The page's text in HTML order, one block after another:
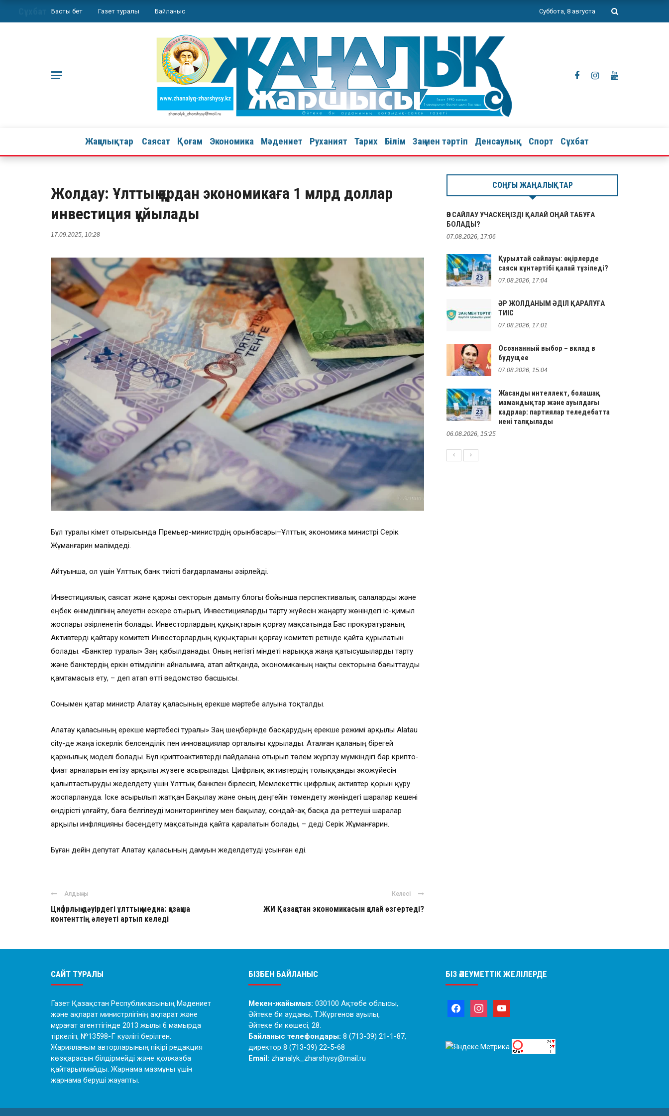
Басты бет Газет туралы Байланыс Суббота, 8 августа
Жаңалықтар Саясат Қоғам Экономика Мәдениет Руханият Тарих Білім Заң мен тәртіп Денсаулық Спорт Сұхбат
Жолдау: Ұлттық қордан экономикаға 1 млрд доллар
инвестиция құйылады
17.09.2025, 10:28
Бұл туралы Үкімет отырысында Премьер-министрдің орынбасары–Ұлттық экономика министрі Серік
Жұманғарин мәлімдеді.
Айтуынша, ол үшін Ұлттық банк тиісті бағдарламаны әзірлейді.
Инвестициялық саясат және қаржы секторын дамыту блогы бойынша перспективалық салаларды және
еңбек өнімділігінің әлеуетін ескере отырып, Инвестицияларды тарту жүйесін жаңарту жөніндегі іс-қимыл
жоспары әзірленетін болады. Инвесторлардың құқықтарын қорғау мақсатында Бас прокуратураның
Активтерді қайтару комитеті Инвесторлардың құқықтарын қорғау комитеті ретінде қайта құрылатын
болады. «Банктер туралы» Заң қабылданады. Оның негізгі міндеті нарыққа жаңа қатысушыларды тарту
және банктердің еркін өтімділігін айналымға, атап айтқанда, экономиканың нақты секторына бағыттауды
қамтамасыз ету, – деп атап өтті ведомство басшысы.
Сонымен қатар министр Алатау қаласының ерекше мәртебе алуына тоқталды.
Алатау қаласының ерекше мәртебесі туралы» Заң шеңберінде басқарудың ерекше режимі арқылы Alatau
city-де жаңа іскерлік белсенділік пен инновациялар орталығы құрылады. Аталған қаланың бірегей
қаржылық моделі болады. Бұл криптоактивтерді пайдалана отырып төлем жүргізу мүмкіндігі бар крипто-
фиат арналарын енгізу арқылы жүзеге асырылады. Цифрлық активтердің толыққанды экожүйесін
қалыптастыруды жеделдету үшін Ұлттық банкпен бірлесіп, Мемлекеттік цифрлық активтер қорын құру
жоспарлануда. Іске асырылып жатқан Бақылау және оның деңгейін төмендету жөніндегі шаралар кешені
өндірісті ұлғайту, баға белгілеуді мониторингілеу мен бақылау, сондай-ақ басқа да реттеуші шаралар
арқылы инфляцияны бәсеңдету мақсатында қайта қаралатын болады, – деді Серік Жұманғарин.
Бұған дейін депутат Алатау қаласының дамуын жеделдетуді ұсынған еді.
Алдыңғы
Цифрлық дәуірдегі ұлттық медиа: қазақша
контенттің әлеуеті артып келеді
Келесі
ЖИ Қазақстан экономикасын қалай өзгертеді?
СОҢҒЫ ЖАҢАЛЫҚТАР
ӨЗ САЙЛАУ УЧАСКЕҢІЗДІ ҚАЛАЙ ОҢАЙ ТАБУҒА
БОЛАДЫ?
07.08.2026, 17:06
Құрылтай сайлауы: өңірлерде
саяси күнтәртібі қалай түзіледі?
07.08.2026, 17:04
ӘР ЖОЛДАНЫМ ӘДІЛ ҚАРАЛУҒА
ТИІС
07.08.2026, 17:01
Осознанный выбор – вклад в
будущее
07.08.2026, 15:04
Жасанды интеллект, болашақ
мамандықтар және ауылдағы
кадрлар: партиялар теледебатта
нені талқылады
06.08.2026, 15:25
САЙТ ТУРАЛЫ
Газет Қазақстан Республикасының Мәдениет
және ақпарат министрлігінің ақпарат және
мұрағат агенттігінде 2013 жылы 6 мамырда
тіркеліп, №13598-Г куәлігі берілген.
Жарияланым авторларының пікірі редакция
көзқарасын білдірмейді және қолжазба
қайтарылмайды. Жарнама мазмұны үшін
жарнама беруші жауапты.
БІЗБЕН БАЙЛАНЫС
Мекен-жайымыз: 030100 Ақтөбе облысы,
Әйтеке би ауданы, Т.Жүргенов ауылы,
Әйтеке би көшесі, 28.
Байланыс телефондары: 8 (713-39) 21-1-87,
директор 8 (713-39) 22-5-68
Email: zhanalyk_zharshysy@mail.ru
БІЗ ӘЛЕУМЕТТІК ЖЕЛІЛЕРДЕ